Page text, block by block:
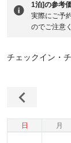
1泊]の参考
実際にご予
のでご注意
チェックイン・
日 月